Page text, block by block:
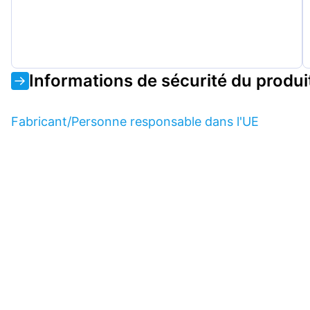
Informations de sécurité du
Fabricant/Personne responsable dans l'UE